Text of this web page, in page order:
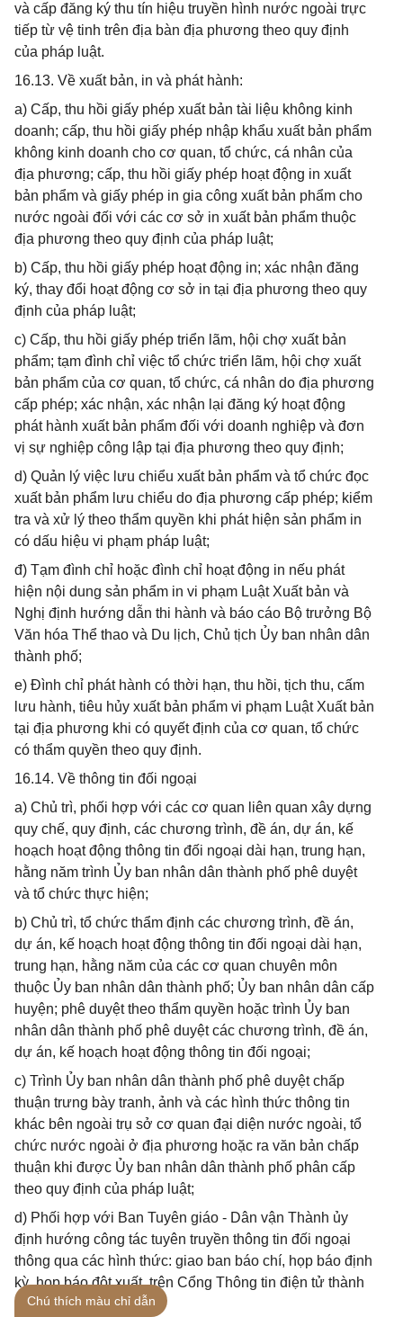
và cấp đăng ký thu tín hiệu truyền hình nước ngoài trực
tiếp từ vệ tinh trên địa bàn địa phương theo quy định
của pháp luật.
16.13. Về xuất bản, in và phát hành:
a) Cấp, thu hồi giấy phép xuất bản tài liệu không kinh
doanh; cấp, thu hồi giấy phép nhập khẩu xuất bản phẩm
không kinh doanh cho cơ quan, tổ chức, cá nhân của
địa phương; cấp, thu hồi giấy phép hoạt động in xuất
bản phẩm và giấy phép in gia công xuất bản phẩm cho
nước ngoài đối với các cơ sở in xuất bản phẩm thuộc
địa phương theo quy định của pháp luật;
b) Cấp, thu hồi giấy phép hoạt động in; xác nhận đăng
ký, thay đổi hoạt động cơ sở in tại địa phương theo quy
định của pháp luật;
c) Cấp, thu hồi giấy phép triển lãm, hội chợ xuất bản
phẩm; tạm đình chỉ việc tổ chức triển lãm, hội chợ xuất
bản phẩm của cơ quan, tổ chức, cá nhân do địa phương
cấp phép; xác nhận, xác nhận lại đăng ký hoạt động
phát hành xuất bản phẩm đối với doanh nghiệp và đơn
vị sự nghiệp công lập tại địa phương theo quy định;
d) Quản lý việc lưu chiểu xuất bản phẩm và tổ chức đọc
xuất bản phẩm lưu chiểu do địa phương cấp phép; kiểm
tra và xử lý theo thẩm quyền khi phát hiện sản phẩm in
có dấu hiệu vi phạm pháp luật;
đ) Tạm đình chỉ hoặc đình chỉ hoạt động in nếu phát
hiện nội dung sản phẩm in vi phạm Luật Xuất bản và
Nghị định hướng dẫn thi hành và báo cáo Bộ trưởng Bộ
Văn hóa Thể thao và Du lịch, Chủ tịch Ủy ban nhân dân
thành phố;
e) Đình chỉ phát hành có thời hạn, thu hồi, tịch thu, cấm
lưu hành, tiêu hủy xuất bản phẩm vi phạm Luật Xuất bản
tại địa phương khi có quyết định của cơ quan, tổ chức
có thẩm quyền theo quy định.
16.14. Về thông tin đối ngoại
a) Chủ trì, phối hợp với các cơ quan liên quan xây dựng
quy chế, quy định, các chương trình, đề án, dự án, kế
hoạch hoạt động thông tin đối ngoại dài hạn, trung hạn,
hằng năm trình Ủy ban nhân dân thành phố phê duyệt
và tổ chức thực hiện;
b) Chủ trì, tổ chức thẩm định các chương trình, đề án,
dự án, kế hoạch hoạt động thông tin đối ngoại dài hạn,
trung hạn, hằng năm của các cơ quan chuyên môn
thuộc Ủy ban nhân dân thành phố; Ủy ban nhân dân cấp
huyện; phê duyệt theo thẩm quyền hoặc trình Ủy ban
nhân dân thành phố phê duyệt các chương trình, đề án,
dự án, kế hoạch hoạt động thông tin đối ngoại;
c) Trình Ủy ban nhân dân thành phố phê duyệt chấp
thuận trưng bày tranh, ảnh và các hình thức thông tin
khác bên ngoài trụ sở cơ quan đại diện nước ngoài, tổ
chức nước ngoài ở địa phương hoặc ra văn bản chấp
thuận khi được Ủy ban nhân dân thành phố phân cấp
theo quy định của pháp luật;
d) Phối hợp với Ban Tuyên giáo - Dân vận Thành ủy
định hướng công tác tuyên truyền thông tin đối ngoại
thông qua các hình thức: giao ban báo chí, họp báo định
kỳ, họp báo đột xuất, trên Cổng Thông tin điện tử thành
phố.Chú thích màu chỉ dẫn